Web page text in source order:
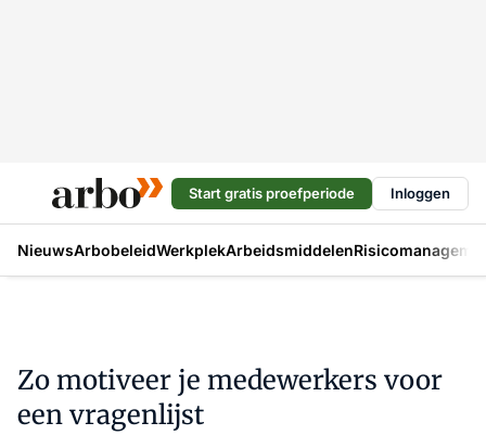
Start gratis proefperiode Inloggen
NieuwsArbobeleidWerkplekArbeidsmiddelen
Zo motiveer je medewerkers voor
een vragenlijst